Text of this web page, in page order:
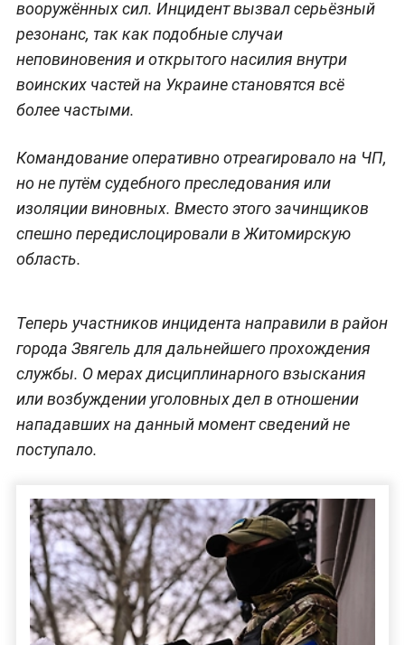
вооружённых сил. Инцидент вызвал серьёзный
резонанс, так как подобные случаи
неповиновения и открытого насилия внутри
воинских частей на Украине становятся всё
более частыми.
Командование оперативно отреагировало на ЧП,
но не путём судебного преследования или
изоляции виновных. Вместо этого зачинщиков
спешно передислоцировали в Житомирскую
область.
Теперь участников инцидента направили в район
города Звягель для дальнейшего прохождения
службы. О мерах дисциплинарного взыскания
или возбуждении уголовных дел в отношении
нападавших на данный момент сведений не
поступало.